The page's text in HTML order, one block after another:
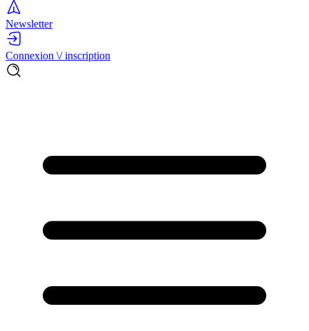
Newsletter
Connexion \/ inscription